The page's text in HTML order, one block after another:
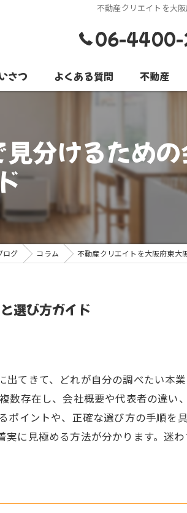
不動産クリエイトを大
06-
さつ よくある質問 不動産
分けるため
ログ コラム 不動産クリエイトを大阪府東大
選び方ガイド
てきて、どれが自分の調べたい本
存在し、会社概要や代表者の違い
イントや、正確な選び方の手順を
に見極める方法が分かります。迷